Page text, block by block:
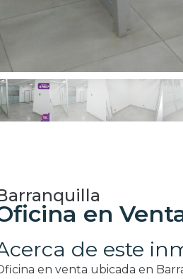
en
de este
en venta ubicada en